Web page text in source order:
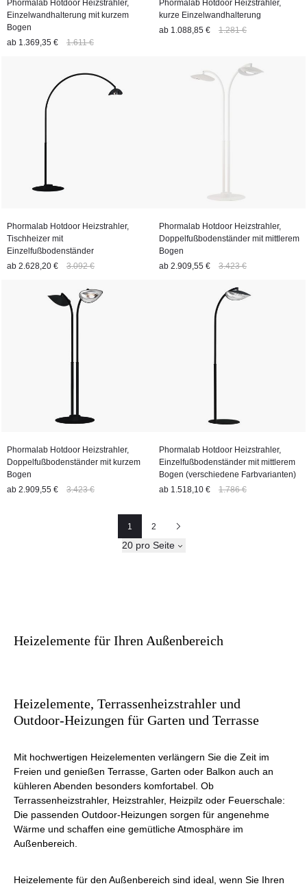
Phormalab Hotdoor Heizstrahler,
Einzelwandhalterung mit kurzem
Bogen
ab 1.369,35 € 1.611 €
Phormalab Hotdoor Heizstrahler,
kurze Einzelwandhalterung
ab 1.088,85 € 1.281 €
Phormalab Hotdoor Heizstrahler,
Tischheizer mit
Einzelfußbodenständer
ab 2.628,20 € 3.092 €
Phormalab Hotdoor Heizstrahler,
Doppelfußbodenständer mit mittlerem
Bogen
ab 2.909,55 € 3.423 €
Phormalab Hotdoor Heizstrahler,
Doppelfußbodenständer mit kurzem
Bogen
ab 2.909,55 € 3.423 €
Phormalab Hotdoor Heizstrahler,
Einzelfußbodenständer mit mittlerem
Bogen (verschiedene Farbvarianten)
ab 1.518,10 € 1.786 €
Seite
1
Seite
2
Nächste
20 pro Seite
Heizelemente für Ihren Außenbereich
Heizelemente, Terrassenheizstrahler und
Outdoor-Heizungen für Garten und Terrasse
Mit hochwertigen Heizelementen verlängern Sie die Zeit im
Freien und genießen Terrasse, Garten oder Balkon auch an
kühleren Abenden besonders komfortabel. Ob
Terrassenheizstrahler, Heizstrahler, Heizpilz oder Feuerschale:
Die passenden Outdoor-Heizungen sorgen für angenehme
Wärme und schaffen eine gemütliche Atmosphäre im
Außenbereich.
Heizelemente für den Außenbereich sind ideal, wenn Sie Ihren